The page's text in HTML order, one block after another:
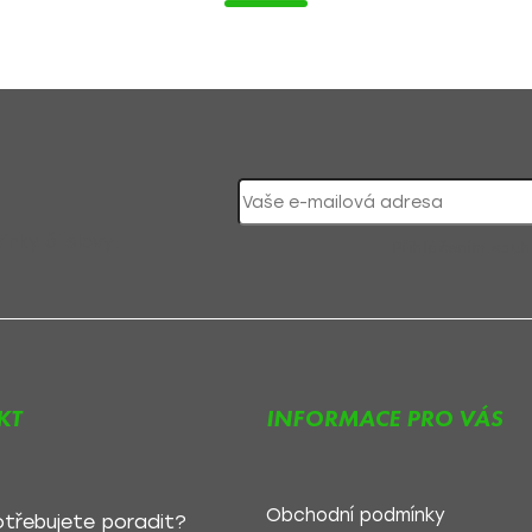
poradit?
INFORMACE PRO VÁS
Obchodní podmínky